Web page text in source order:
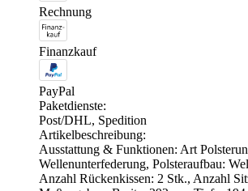
Rechnung
Finanzkauf
PayPal
Paketdienste:
Post/DHL, Spedition
Artikelbeschreibung:
Ausstattung & Funktionen: Art
Wellenunterfederung, Polsteraufbau:
Anzahl Rückenkissen: 2 Stk., Anzahl